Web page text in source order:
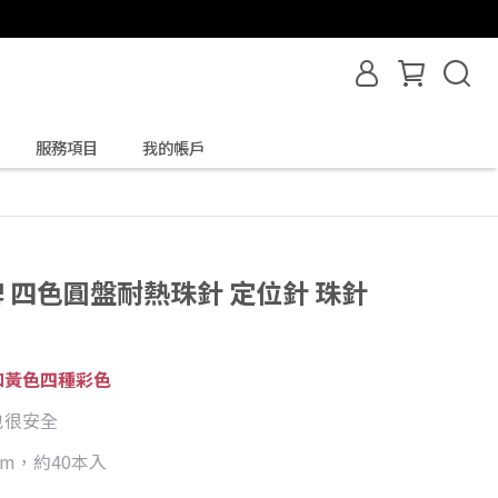
服務項目 我的帳戶
色圓盤耐熱珠針 定位針 珠針
色四種彩色
安全
，約40本入